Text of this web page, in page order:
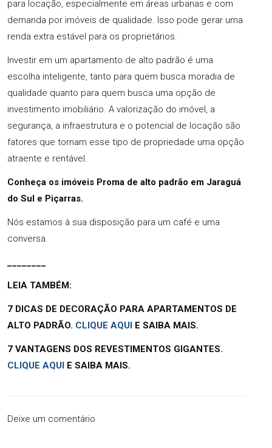
para locação, especialmente em áreas urbanas e com
demanda por imóveis de qualidade. Isso pode gerar uma
renda extra estável para os proprietários.
Investir em um apartamento de alto padrão é uma
escolha inteligente, tanto para quem busca moradia de
qualidade quanto para quem busca uma opção de
investimento imobiliário. A valorização do imóvel, a
segurança, a infraestrutura e o potencial de locação são
fatores que tornam esse tipo de propriedade uma opção
atraente e rentável.
Conheça os imóveis Proma de alto padrão em Jaraguá
do Sul e Piçarras.
Nós estamos à sua disposição para um café e uma
conversa.
LEIA TAMBÉM:
7 DICAS DE DECORAÇÃO PARA APARTAMENTOS DE
ALTO PADRÃO. CLIQUE AQUI E SAIBA MAIS.
7 VANTAGENS DOS REVESTIMENTOS GIGANTES.
CLIQUE AQUI E SAIBA MAIS.
Deixe um comentário